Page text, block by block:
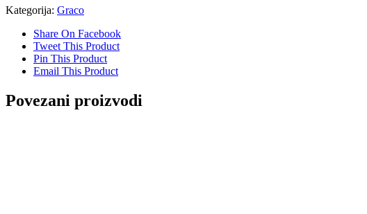
Kategorija: Graco
Share On Facebook
Tweet This Product
Pin This Product
Email This Product
Povezani proizvodi